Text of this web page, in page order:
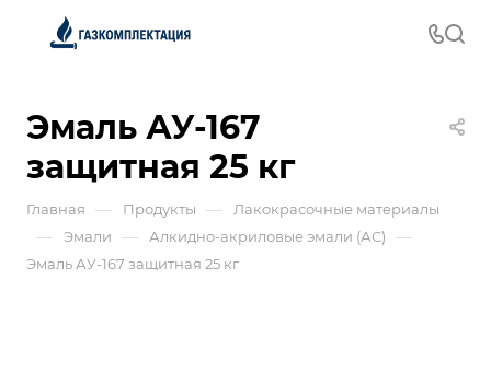
Эмаль АУ-167
защитная 25 кг
Главная — Продукты — Лакокрасочные материалы
— Эмали — Алкидно-акриловые эмали (АС) —
Эмаль АУ-167 защитная 25 кг